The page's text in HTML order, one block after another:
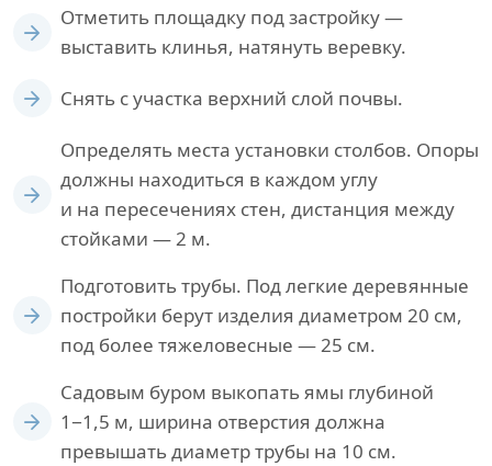
Отметить площадку под застройку —
выставить клинья, натянуть веревку.
Снять с участка верхний слой почвы.
Определять места установки столбов. Опоры
должны находиться в каждом углу
и на пересечениях стен, дистанция между
стойками — 2 м.
Подготовить трубы. Под легкие деревянные
постройки берут изделия диаметром 20 см,
под более тяжеловесные — 25 см.
Садовым буром выкопать ямы глубиной
1−1,5 м, ширина отверстия должна
превышать диаметр трубы на 10 см.